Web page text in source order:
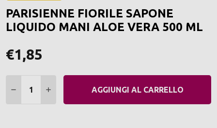
PARISIENNE FIORILE SAPONE
LIQUIDO MANI ALOE VERA 500 ML
€1,85
DIMINUIRE QUANTITÀ:
AUMENTARE QUANTITÀ:
AGGIUNGI AL CARRELLO